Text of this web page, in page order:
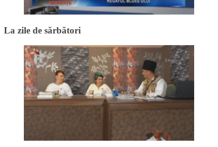
La zile de sărbători